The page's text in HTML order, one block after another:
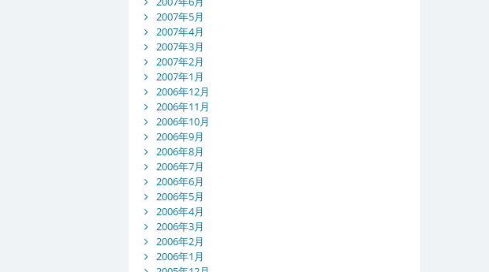
2007年5月
2007年4月
2007年3月
2007年2月
2007年1月
2006年12月
2006年11月
2006年10月
2006年9月
2006年8月
2006年7月
2006年6月
2006年5月
2006年4月
2006年3月
2006年2月
2006年1月